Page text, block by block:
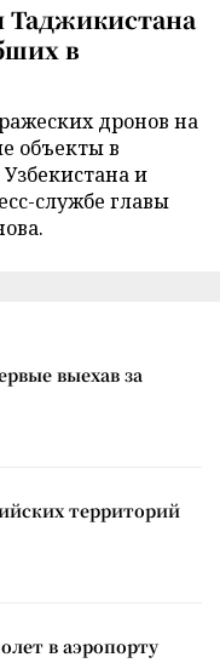
Таджикистана
в
дронов на
объекты в
и
службе главы
выехав за
территорий
в аэропорту